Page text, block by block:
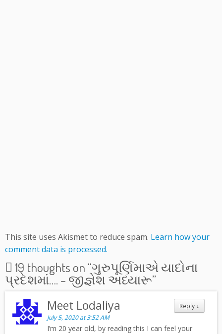
This site uses Akismet to reduce spam. Learn how your
comment data is processed.
19 thoughts on “ગુરુપૂર્ણિમાએ યાદોના
પ્રદેશમાં…. – જીજ્ઞેશ અધ્યારૂ”
Reply ↓
Meet Lodaliya
July 5, 2020 at 3:52 AM
I’m 20 year old, by reading this I can feel your